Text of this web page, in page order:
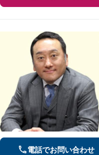
電話でお問い合わせ